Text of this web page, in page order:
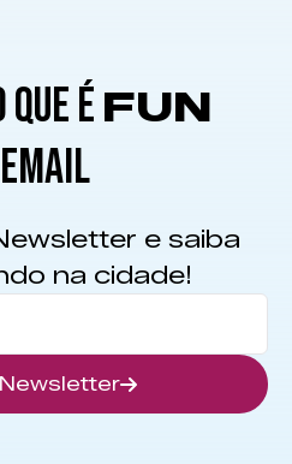
É FUN
e saiba
na cidade!